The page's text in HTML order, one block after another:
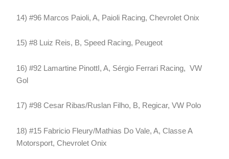
14) #96 Marcos Paioli, A, Paioli Racing, Chevrolet Onix
15) #8 Luiz Reis, B, Speed Racing, Peugeot
16) #92 Lamartine PinottI, A, Sérgio Ferrari Racing, VW
Gol
17) #98 Cesar Ribas/Ruslan Filho, B, Regicar, VW Polo
18) #15 Fabricio Fleury/Mathias Do Vale, A, Classe A
Motorsport, Chevrolet Onix